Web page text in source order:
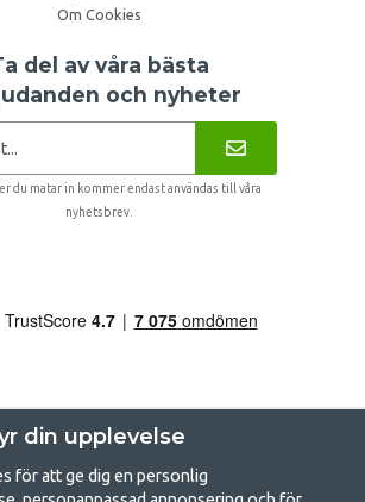
Om Cookies
del av våra bästa
och nyheter
du matar in kommer endast användas till våra
nyhetsbrev.
din upplevelse
för att ge dig en personlig